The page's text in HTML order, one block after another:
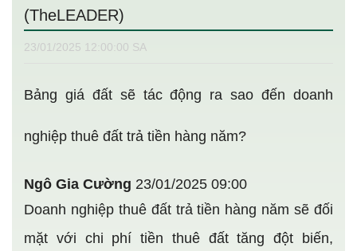
(TheLEADER)
23/01/2025 12:00:00 SA
Bảng giá đất sẽ tác động ra sao đến doanh
nghiệp thuê đất trả tiền hàng năm?
Ngô Gia Cường 23/01/2025 09:00
Doanh nghiệp thuê đất trả tiền hàng năm sẽ đối
mặt với chi phí tiền thuê đất tăng đột biến,